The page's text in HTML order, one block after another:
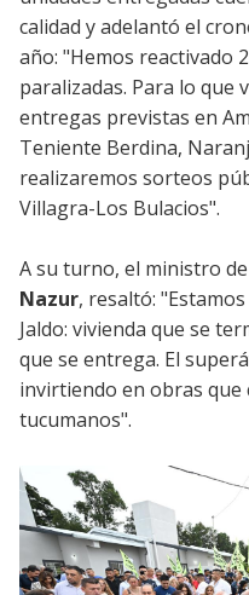
calidad y adelantó el
año: "Hemos reactivado
paralizadas. Para lo que
entregas previstas en
Teniente Berdina,
realizaremos sorteos
Villagra-Los Bulacios".
A su turno, el ministro
Nazur, resaltó:
Jaldo: vivienda que se
que se entrega. El
invirtiendo en obras que
tucumanos".